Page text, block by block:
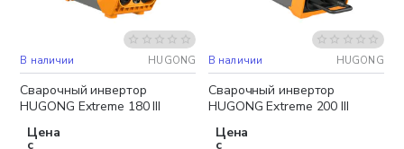
Бесплатная доставка
В наличии HUGONG
Сварочный инвертор
HUGONG Extreme 180 III
Цена
с
Бесплатная доставка
В наличии HUGONG
Сварочный инвертор
HUGONG Extreme 200 III
Цена
с